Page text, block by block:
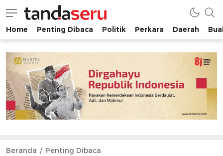
tandaseru.com | Penting Dibaca
tandaseru.com
Home Penting Dibaca Politik Perkara Daerah
Beranda Penting Dibaca